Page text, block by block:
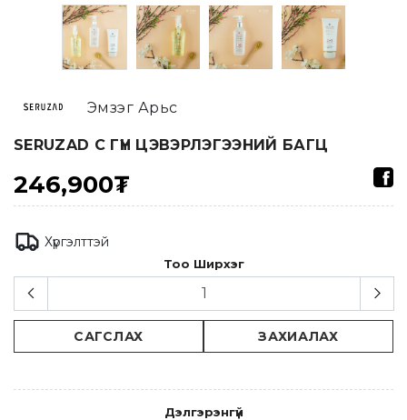
Эмзэг Арьс
SERUZAD C ГҮН ЦЭВЭРЛЭГЭЭНИЙ БАГЦ
246,900₮
Хүргэлттэй
Тоо Ширхэг
САГСЛАХ ЗАХИАЛАХ
Дэлгэрэнгүй